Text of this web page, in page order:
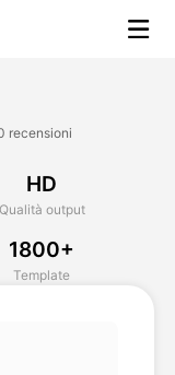
recensioni
HD
Qualità output
1800+
Template